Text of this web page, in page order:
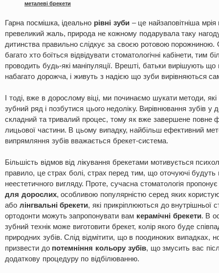
металеві брекети
Гарна посмішка, ідеально рівні зуби– це найзаповітніша
превеликий жаль, природа не кожному подарувала таку
дитинства правильно слідкує за своєю ротовою порожниною.
багато хто боїться відвідувати стоматологічні кабінети, тим
проводить будь-які маніпуляції. Врешті, батьки вирішують
набагато дорожча, і живуть з надією що зуби вирівняються
І тоді, вже в дорослому віці, ми починаємо шукати методи,
зубний ряд і позбутися цього недоліку. Вирівнювання зубів у
складний та тривалий процес, тому як вже завершене повне
лицьової частини. В цьому випадку, найбільш ефективний
випрямляння зубів вважається брекет-система.
Більшість відмов від лікування брекетами мотивується
правило, це страх болі, страх перед тим, що оточуючі будуть
неестетичного вигляду. Проте, сучасна стоматологія
для дорослих, особливою популярністю серед яких
або лінгвальні брекети, які прикріплюються до внутрішньої
ортодонти можуть запропонувати вам керамічні брекети. В
зубний технік може виготовити брекет, колір якого буде
природних зубів. Слід відмітити, що в поодиноких випадках,
призвести до потемніння кольору зубів, що змусить вас
додаткову процедуру по відбілюванню.